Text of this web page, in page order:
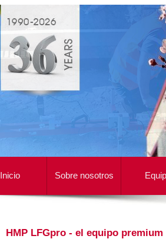
Inicio Sobre nosotros
HMP LFGpro - el equipo premium